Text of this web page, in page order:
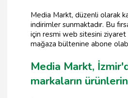
Media Markt, düzenli olarak
indirimler sunmaktadır. Bu
için resmi web sitesini
mağaza bültenine abone
Media Markt,
markaların